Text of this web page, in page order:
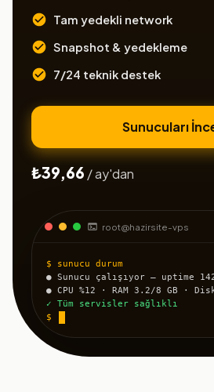
root@hazirsite-vps
$ sunucu durum
● Sunucu çalışıyor — uptime
● CPU %12 · RAM 3.2/8 GB ·
✓ Tüm servisler sağlıklı
$
Tam yedekli network
Snapshot & yedekleme
7/24 teknik destek
Sunucuları
₺39,66 / ay'dan